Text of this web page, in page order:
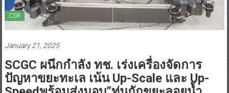
CSR
January 21, 2025
SCGC ผนึกกำลัง ทช. เร่งเครื่องจัดการ
ปัญหาขยะทะเล เน้น Up-Scale และ Up-